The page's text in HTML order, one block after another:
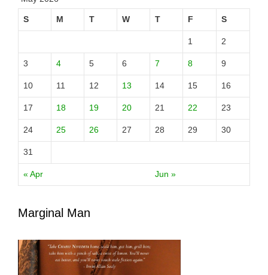
S M T W T F S
« Apr Jun »
1 2
3 4 5 6 7 8 9
10 11 12 13 14 15 16
17 18 19 20 21 22 23
24 25 26 27 28 29 30
31
Marginal Man